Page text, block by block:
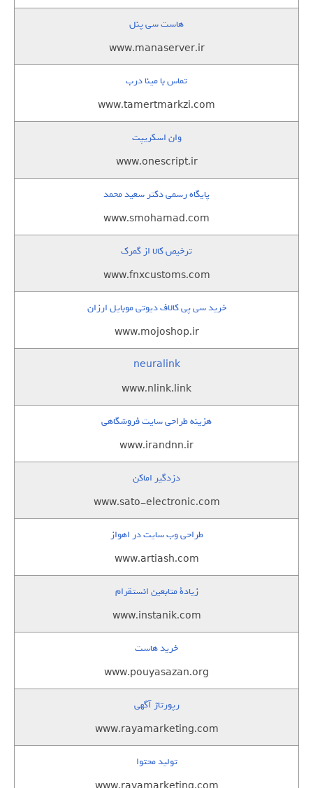
هاست سی پنل
www.manaserver.ir
تماس با مینا درب
www.tamertmarkzi.com
وان اسکریپت
www.onescript.ir
پایگاه رسمی دکتر سعید محمد
www.smohamad.com
ترخیص کالا از گمرک
www.fnxcustoms.com
خرید سی پی کالاف دیوتی موبایل ارزان
www.mojoshop.ir
neuralink
www.nlink.link
هزینه طراحی سایت فروشگاهی
www.irandnn.ir
دزدگیر اماکن
www.sato-electronic.com
طراحی وب سایت در اهواز
www.artiash.com
زيادة متابعين انستقرام
www.instanik.com
خرید هاست
www.pouyasazan.org
رپورتاژ آگهی
www.rayamarketing.com
تولید محتوا